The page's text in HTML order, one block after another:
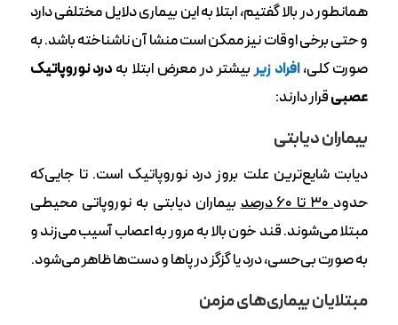
همانطور در بالا گفتیم، ابتلا به این بیماری دلایل مختلفی دارد
و حتی برخی اوقات نیز ممکن است منشا آن ناشناخته باشد. به
صورت کلی،افراد زیربیشتر در معرض ابتلا بهدرد نوروپاتیک
عصبیقرار دارند:
بیماران دیابتی
دیابت شایع‌ترین علت بروز درد نوروپاتیک است. تا جایی‌که
حدود۳۰ تا ۶۰ درصد
بیماران دیابتی به نوروپاتی محیطی
مبتلا می‌شوند. قند خون بالا به مرور به اعصاب آسیب می‌زند و
به صورت بی‌حسی، درد یا گزگز در پاها و دست‌ها ظاهر می‌شود.
مبتلایان بیماری‌های مزمن